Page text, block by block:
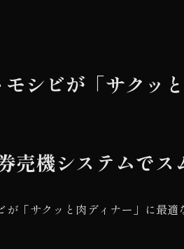
モシビが「サクッ
売機システムで
が「サクッと肉ディナー」に最